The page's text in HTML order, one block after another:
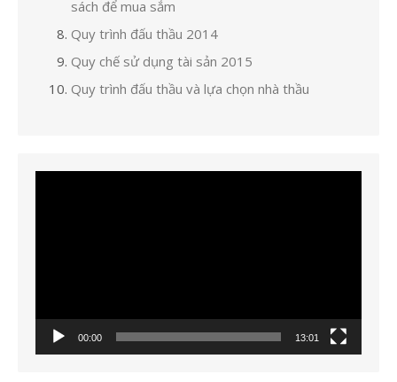
sách để mua sắm
Quy trình đấu thầu 2014
Quy chế sử dụng tài sản 2015
Quy trình đấu thầu và lựa chọn nhà thầu
00:00 13:01